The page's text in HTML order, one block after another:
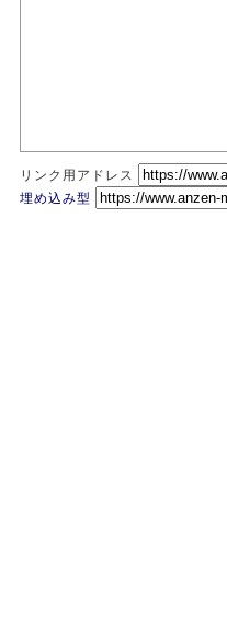
リンク用アドレス
埋め込み型